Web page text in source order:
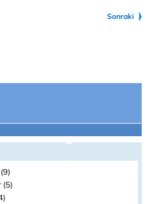
Sonraki
(5)